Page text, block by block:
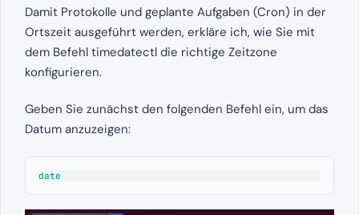
Damit Protokolle und geplante Aufgaben (Cron) in der
Ortszeit ausgeführt werden, erkläre ich, wie Sie mit
dem Befehl timedatectl die richtige Zeitzone
konfigurieren.
Geben Sie zunächst den folgenden Befehl ein, um das
Datum anzuzeigen:
date